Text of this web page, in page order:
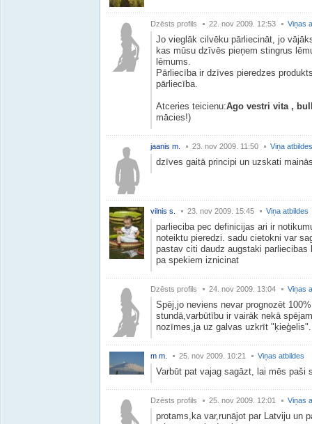
Dzēsts profils 22. nov 2009. 12:53 Viņas
Jo vieglāk cilvēku pārliecināt, jo
kas mūsu dzīvēs pieņem stingrus
lēmums.
Pārliecība ir dzīves pieredzes
pārliecība.
Atceries teicienu:Ago vestri vita ,
mācies!)
jaanis m. 23. nov 2009. 11:50 Viņa atbildes
dzīves gaitā principi un uzskati
vilnis s. 23. nov 2009. 15:45 Viņa atbildes
parlieciba pec definicijas ari ir
noteiktu pieredzi. sadu cietokni var
pastav citi daudz augstaki
pa spekiem iznicinat
Dzēsts profils 24. nov 2009. 13:04 Viņas
Spēj,jo neviens nevar prognozēt
stundā,varbūtību ir vairāk nekā
nozīmes,ja uz galvas uzkrīt "ķieģelis".
m m. 25. nov 2009. 10:21 Viņas atbildes
Varbūt pat vajag sagāzt, lai mēs
Dzēsts profils 25. nov 2009. 12:01 Viņas
protams,ka var,runājot par Latviju un